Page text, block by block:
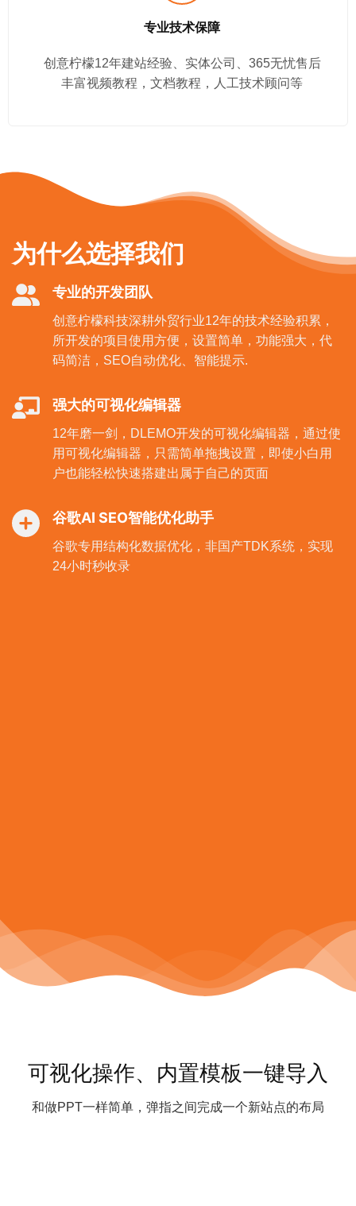
专业技术保障
创意柠檬12年建站经验、实体公司、365无忧售后
丰富视频教程，文档教程，人工技术顾问等
为什么选择我们
专业的开发团队
创意柠檬科技深耕外贸行业12年的技术经验积累，
所开发的项目使用方便，设置简单，功能强大，代
码简洁，SEO自动优化、智能提示.
强大的可视化编辑器
12年磨一剑，DLEMO开发的可视化编辑器，通过使
用可视化编辑器，只需简单拖拽设置，即使小白用
户也能轻松快速搭建出属于自己的页面
谷歌AI SEO智能优化助手
谷歌专用结构化数据优化，非国产TDK系统，实现
24小时秒收录
可视化操作、内置模板一键导入
和做PPT一样简单，弹指之间完成一个新站点的布局